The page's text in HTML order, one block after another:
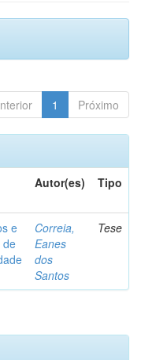
1 Próximo
Autor(es) Tipo
e
de
Correia,
Eanes
dos
Santos
Tese